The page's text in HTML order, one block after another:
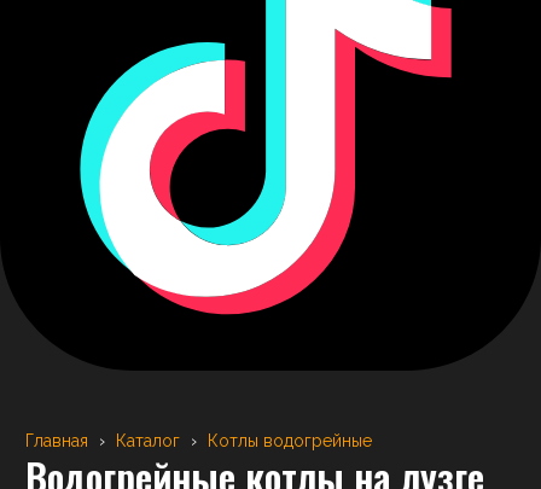
Главная › Каталог › Котлы водогрейные
Водогрейные котлы на лузге